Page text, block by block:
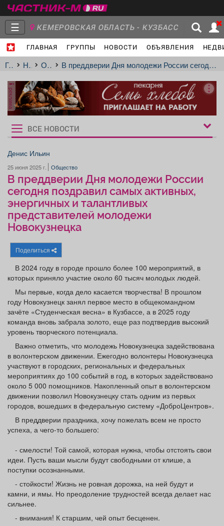
☰ КЕМЕРОВСКАЯ ОБЛАСТЬ - КУЗБАСС
ГЛАВНАЯ ГРУППЫ НОВОСТИ ОБЪЯВЛЕНИЯ
Главная
Новости
Объявления Недвижимость Услуги
Работа Транспорт Компании
Афиша Обучение
Я - пенсионер
ГлавнаяНовостиОбществоВ преддверии Дня молодежи России сегодня поздравил самых активных, энергичных и талантливых представителей молодежи Новокузнецка
реклама
Рукбрики
новостей
ВСЕ НОВОСТИ
Денис Ильин
25 июня 2025 г. Общество
В преддверии Дня молодежи России
сегодня поздравил самых активных,
энергичных и талантливых
представителей молодежи
Новокузнецка
Поделиться
В 2024 году в городе прошло более 100 мероприятий, в
которых приняло участие около 60 тысяч молодых людей.
Мы первые, когда дело касается творчества! В прошлом
году Новокузнецк занял первое место в общекомандном
зачёте «Студенческая весна» в Кузбассе, а в 2025 году
команда вновь забрала золото, еще раз подтвердив высокий
уровень творческого потенциала.
Важно отметить, что молодежь Новокузнецка задействована
в волонтерском движении. Ежегодно волонтеры Новокузнецка
участвуют в городских, региональных и федеральных
мероприятиях до 100 событий в год, в которых задействовано
около 5 000 помощников. Накопленный опыт в волонтерском
движении позволил Новокузнецку стать одним из первых
городов, вошедших в федеральную систему «ДоброЦентров».
В преддверии праздника, хочу пожелать всем не просто
успеха, а чего-то большего:
- смелости! Той самой, которая нужна, чтобы отстоять свои
идеи. Пусть ваши мысли будут свободными от клише, а
поступки осознанными.
- стойкости! Жизнь не ровная дорожка, на ней будут и
камни, и ямы. Но преодоление трудностей всегда делает нас
сильнее.
- внимания! К старшим, чей опыт бесценен.